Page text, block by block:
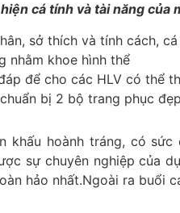
cá tính và tài năng của
sở thích và tính cách,
nhằm khoe hình thể
để cho các HLV có
bị 2 bộ trang phục
hoành tráng, có
sự chuyên nghiệp của
hảo nhất.Ngoài ra